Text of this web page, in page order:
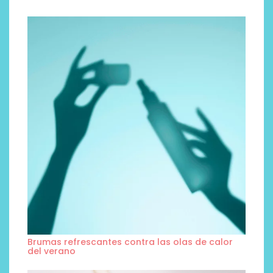
Brumas refrescantes contra las olas de calor
del verano